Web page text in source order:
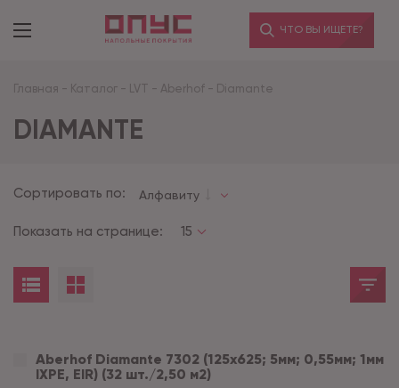
ЧТО ВЫ ИЩЕТЕ?
Главная - Каталог - LVT - Aberhof - Diamante
DIAMANTE
Сортировать по: Алфавиту
Показать на странице: 15
Aberhof Diamante 7302 (125x625; 5мм; 0,55мм; 1мм
IXPE, EIR) (32 шт./2,50 м2)